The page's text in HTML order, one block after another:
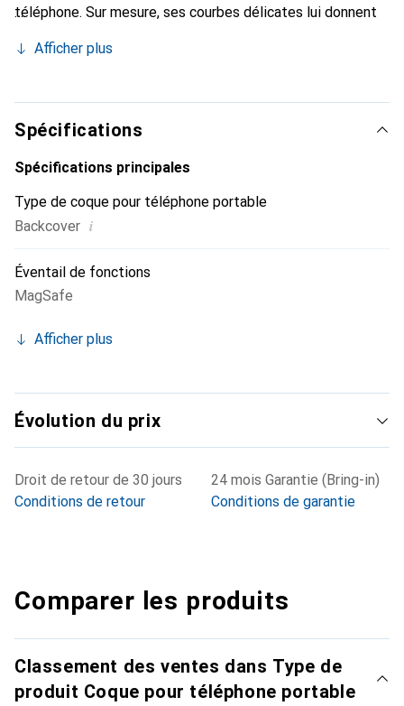
téléphone. Sur mesure, ses courbes délicates lui donnent
et indispensable de votre smartphone. Reconnaître
marque Noreve est un choix sûr pour une clientèle
exigeante.
Afficher plus
Spécifications
Spécifications principales
Type de coque pour téléphone portable
Backcover i
Éventail de fonctions
MagSafe
Afficher plus
Évolution du prix
Droit de retour de 30 jours
Conditions de retour
24 mois Garantie (Bring-in)
Conditions de garantie
Comparer les produits
Classement des ventes dans Type de
produit Coque pour téléphone portable